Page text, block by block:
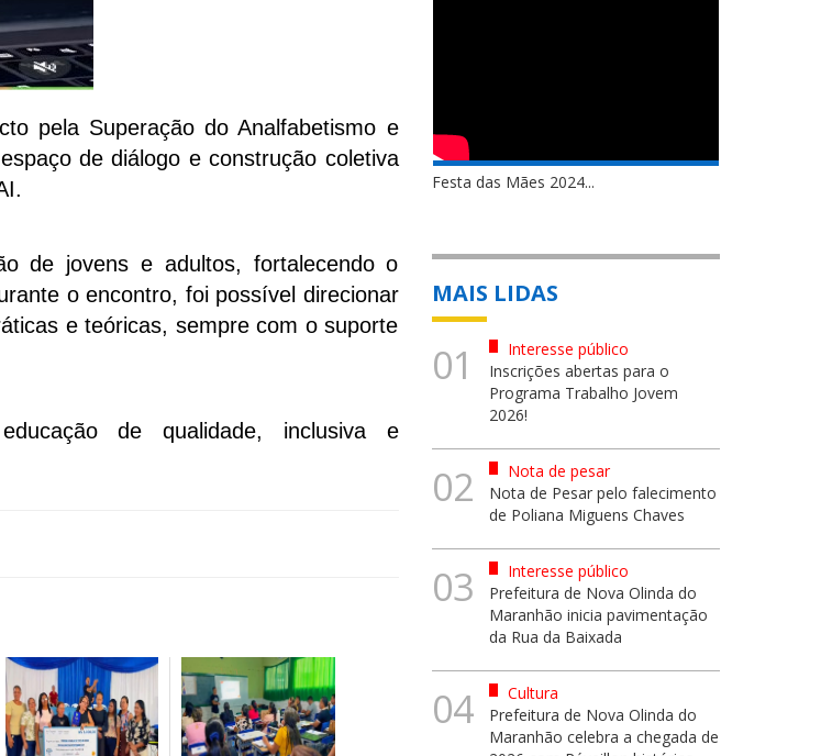
pela Superação do Analfabetismo e
de diálogo e construção coletiva
de jovens e adultos, fortalecendo o
o encontro, foi possível direcionar
e teóricas, sempre com o suporte
de qualidade, inclusiva e
Festa das Mães 2024...
MAIS LIDAS
01
Interesse público
Inscrições abertas para o
Programa Trabalho Jovem
2026!
02
Nota de pesar
Nota de Pesar pelo falecimento
de Poliana Miguens Chaves
03
Interesse público
Prefeitura de Nova Olinda do
Maranhão inicia pavimentação
da Rua da Baixada
04
Cultura
Prefeitura de Nova Olinda do
Maranhão celebra a chegada de